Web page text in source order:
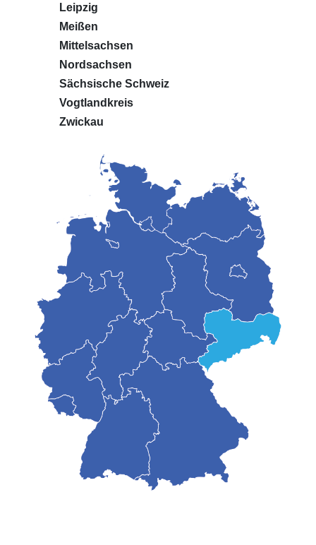
Leipzig
Meißen
Mittelsachsen
Nordsachsen
Sächsische Schweiz
Vogtlandkreis
Zwickau